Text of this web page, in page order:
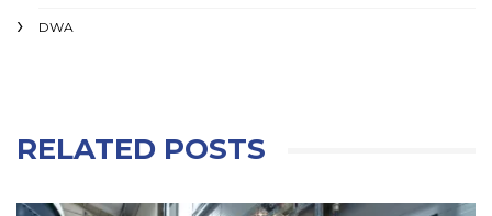
DWA
RELATED POSTS